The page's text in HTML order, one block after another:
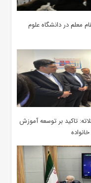
معلم در دانشگاه علوم
تاکید بر توسعه آموزش